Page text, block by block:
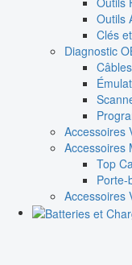
Outils
Clés
Diagnostic
Accessoires
Accessoires
Top
Porte-
Accessoires